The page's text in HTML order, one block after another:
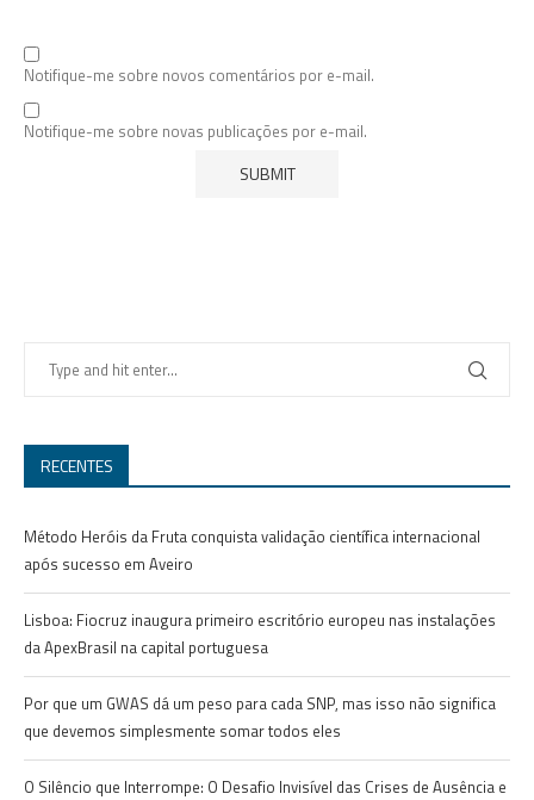
Notifique-me sobre novos comentários por e-mail.
Notifique-me sobre novas publicações por e-mail.
RECENTES
Método Heróis da Fruta conquista validação científica internacional
após sucesso em Aveiro
Lisboa: Fiocruz inaugura primeiro escritório europeu nas instalações
da ApexBrasil na capital portuguesa
Por que um GWAS dá um peso para cada SNP, mas isso não significa
que devemos simplesmente somar todos eles
O Silêncio que Interrompe: O Desafio Invisível das Crises de Ausência e